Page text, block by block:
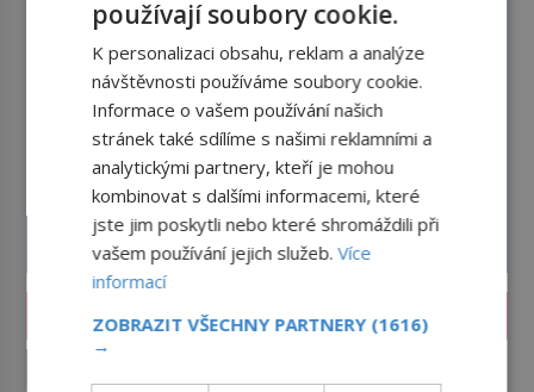
ZAJÍMAVOSTI
megapoli ohrožují měsíce
používají soubory cookie.
K personalizaci obsahu, reklam a analýze
návštěvnosti používáme soubory cookie.
Informace o vašem používání našich
stránek také sdílíme s našimi reklamními a
analytickými partnery, kteří je mohou
kombinovat s dalšími informacemi, které
jste jim poskytli nebo které shromáždili při
vašem používání jejich služeb.Více
informací
ZOBRAZIT VŠECHNY PARTNERY (1616)
→